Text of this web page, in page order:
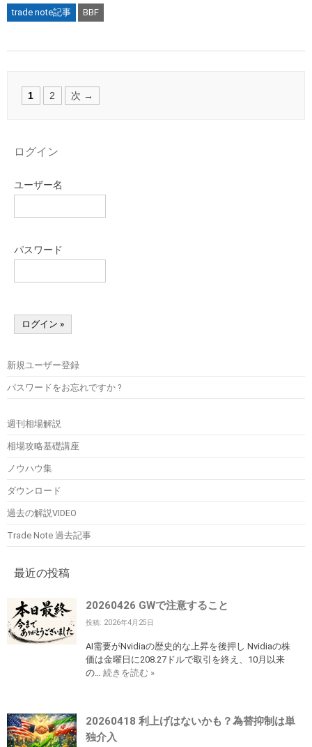
trade note記事 BBF
Posts
1 2 次 →
ログイン
ユーザー名
パスワード
新規ユーザー登録
パスワードをお忘れですか ?
週刊相場解説
相場攻略基礎講座
ノウハウ集
ダウンロード
過去の解説VIDEO
Trade Note 過去記事
最近の投稿
20260426 GWで注意すること
投稿: 2026年4月25日
AI需要がNvidiaの歴史的な上昇を後押し Nvidiaの株
価は金曜日に208.27ドルで取引を終え、10月以来
の… 続きを読む »
20260418 利上げはないかも？為替抑制は単
独介入